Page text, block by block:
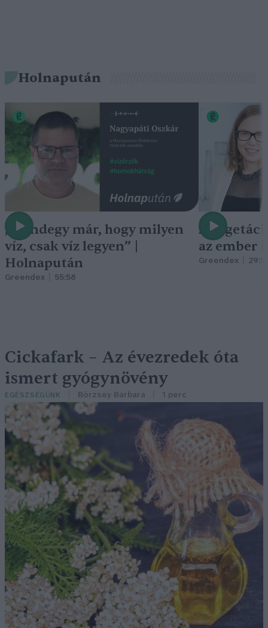
Holnapután
„Mindegy már, hogy milyen
víz, csak víz legyen” |
Holnapután
Greendex 55:58
A
az ember
Greendex
Cickafark – Az évezredek óta
ismert gyógynövény
EGÉSZSÉGÜNK Börzsey Barbara 1 perc